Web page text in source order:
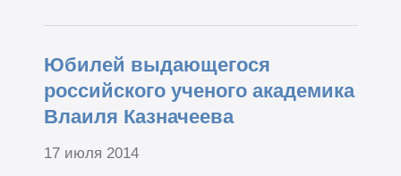
Юбилей выдающегося
российского ученого академика
Влаиля Казначеева
17 июля 2014